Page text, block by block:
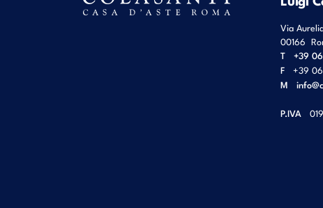
Via
00166
T
+39
F
+39
M
P.IVA